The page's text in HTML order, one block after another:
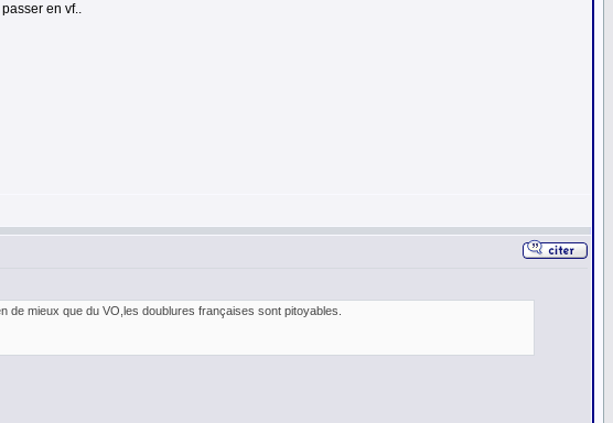
en vf..
mieux que du VO,les doublures françaises sont pitoyables.